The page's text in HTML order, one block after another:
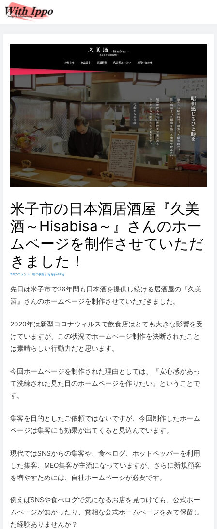
米子市の日本酒居酒屋『久美
酒～Hisabisa～』さんのホー
ムページを制作させていただ
きました！
2件のコメント /制作事例 / ByIppoblog
先日は米子市で26年間も日本酒を提供し続ける居酒屋の『久美
酒』さんのホームページを制作させていただきました。
2020年は新型コロナウィルスで飲食店はとても大きな影響を受
けていますが、この状況でホームページ制作を決断されたこと
は素晴らしい行動力だと思います。
今回ホームページを制作された理由としては、『安心感があっ
て洗練された見た目のホームページを作りたい』ということで
す。
集客を目的としたご依頼ではないですが、今回制作したホーム
ページは集客にも効果が出てくると見込んでいます。
現代ではSNSからの集客や、食べログ、ホットペッパーを利用
した集客、MEO集客が主流になっていますが、さらに新規顧客
を増やすためには、自社ホームページが必要です。
例えばSNSや食べログで気になるお店を見つけても、公式ホー
ムページが無かったり、貧相な公式ホームページをみて保留し
た経験ありませんか？